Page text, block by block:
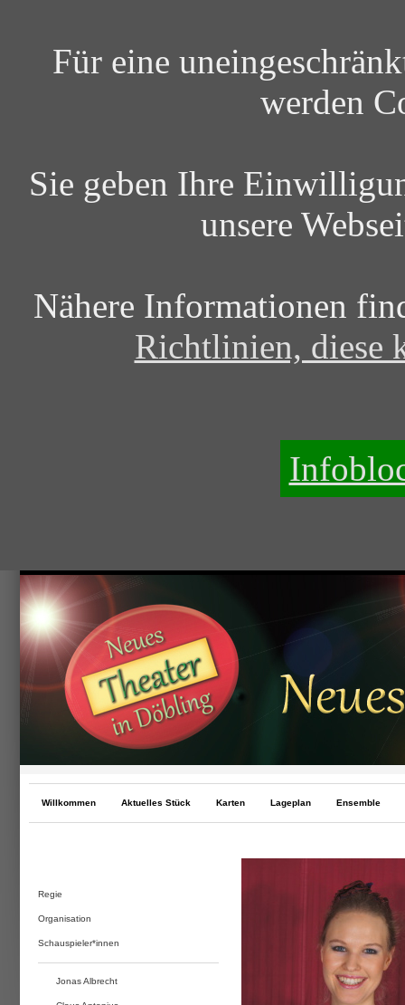
Für eine
werden
Sie geben Ihre
unsere
Nähere Informationen
Richtlinien, diese
Willkommen Aktuelles Stück Karten Lageplan Ensemble
Regie
Organisation
Schauspieler*innen
Jonas Albrecht